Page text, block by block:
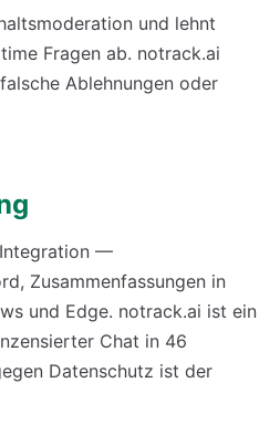
und lehnt
Fragen ab. notrack.ai
Ablehnungen oder
—
Zusammenfassungen in
und Edge. notrack.ai ist ein
Chat in 46
Datenschutz ist der